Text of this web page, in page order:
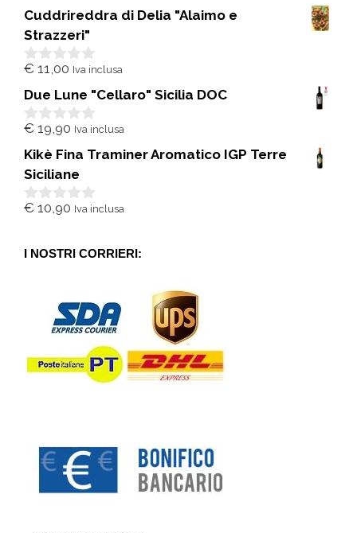
u
5
Cuddrireddra di Delia "Alaimo e
Strazzeri"
0
u
5
€ 11,00 Iva inclusa
Due Lune "Cellaro" Sicilia DOC
0
u
5
€ 19,90 Iva inclusa
Kikè Fina Traminer Aromatico IGP Terre
Siciliane
0
5
€ 10,90 Iva inclusa
I NOSTRI CORRIERI: